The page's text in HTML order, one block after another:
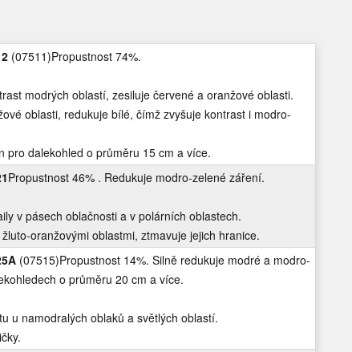
(07511)Propustnost 74%.
modrých oblastí, zesiluje červené a oranžové oblasti.
oblasti, redukuje bílé, čímž zvyšuje kontrast i modro-
pro dalekohled o průměru 15 cm a více.
Propustnost 46% . Redukuje modro-zelené záření.
v pásech oblačnosti a v polárních oblastech.
oranžovými oblastmi, ztmavuje jejich hranice.
(07515)Propustnost 14%. Silně redukuje modré a modro-
o průměru 20 cm a více.
u namodralých oblaků a světlých oblastí.